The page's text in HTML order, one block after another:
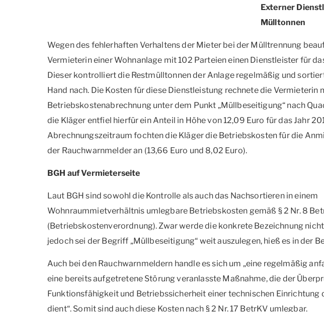
Externer
Mülltonnen
Wegen des fehlerhaften Verhaltens der Mieter bei der Mülltrennung
Vermieterin einer Wohnanlage mit 102 Parteien einen Dienstleister für
Dieser kontrolliert die Restmülltonnen der Anlage regelmäßig und
Hand nach. Die Kosten für diese Dienstleistung rechnete die Vermieterin
Betriebskostenabrechnung unter dem Punkt „Müllbeseitigung“ nach
die Kläger entfiel hierfür ein Anteil in Höhe von 12,09 Euro für das Jahr
Abrechnungszeitraum fochten die Kläger die Betriebskosten für die
der Rauchwarnmelder an (13,66 Euro und 8,02 Euro).
BGH auf Vermieterseite
Laut BGH sind sowohl die Kontrolle als auch das Nachsortieren in einem
Wohnraummietverhältnis umlegbare Betriebskosten gemäß § 2 Nr. 8
(Betriebskostenverordnung). Zwar werde die konkrete Bezeichnung
jedoch sei der Begriff „Müllbeseitigung“ weit auszulegen, hieß es in der
Auch bei den Rauchwarnmeldern handle es sich um „eine regelmäßig
eine bereits aufgetretene Störung veranlasste Maßnahme, die der
Funktionsfähigkeit und Betriebssicherheit einer technischen Einrichtung
dient“. Somit sind auch diese Kosten nach § 2 Nr. 17 BetrKV umlegbar.